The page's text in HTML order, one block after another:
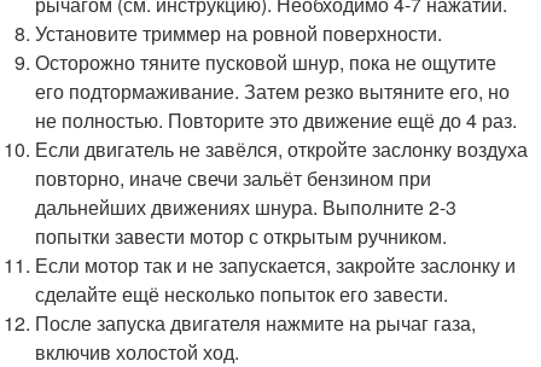
Установите триммер на ровной поверхности.
Осторожно тяните пусковой шнур, пока не ощутите
его подтормаживание. Затем резко вытяните его, но
не полностью. Повторите это движение ещё до 4 раз.
Если двигатель не завёлся, откройте заслонку воздуха
повторно, иначе свечи зальёт бензином при
дальнейших движениях шнура. Выполните 2-3
попытки завести мотор с открытым ручником.
Если мотор так и не запускается, закройте заслонку и
сделайте ещё несколько попыток его завести.
После запуска двигателя нажмите на рычаг газа,
включив холостой ход.